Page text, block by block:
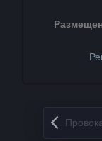
Запись